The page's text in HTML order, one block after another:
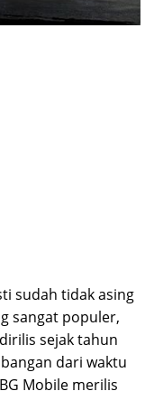
sudah tidak asing
sangat populer,
sejak tahun
dari waktu
Mobile merilis